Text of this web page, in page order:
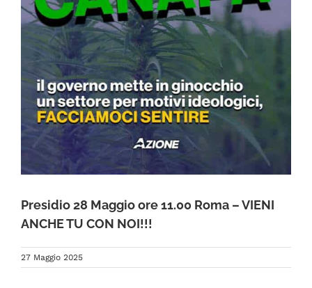
FAQ
Presidio 28 Maggio ore 11.00 Roma – VIENI
ANCHE TU CON NOI!!!
27 Maggio 2025